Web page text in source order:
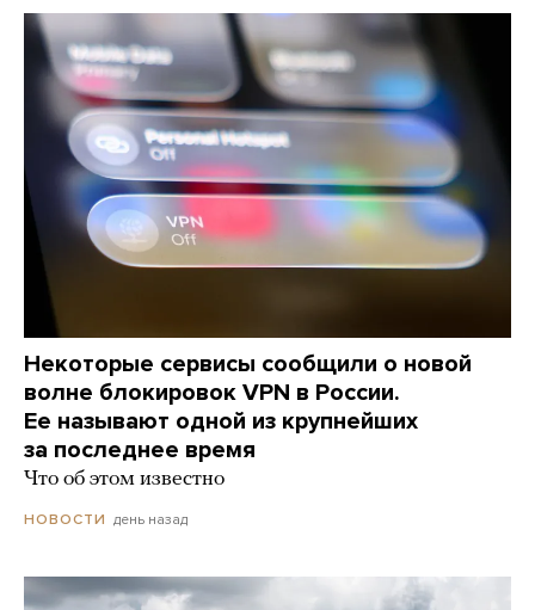
Некоторые сервисы сообщили о новой
волне блокировок VPN в России.
Ее называют одной из крупнейших
за последнее время
Что об этом известно
НОВОСТИ день назад